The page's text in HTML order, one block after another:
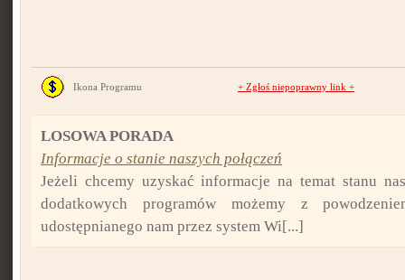
Ikona Programu + Zgłoś niepoprawny link +
LOSOWA PORADA
Informacje o stanie naszych połączeń
Jeżeli chcemy uzyskać informacje na temat stanu
dodatkowych programów możemy z
udostępnianego nam przez system Wi[...]